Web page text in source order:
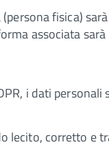
fisica)
associata
i dati personali
lecito, corretto e